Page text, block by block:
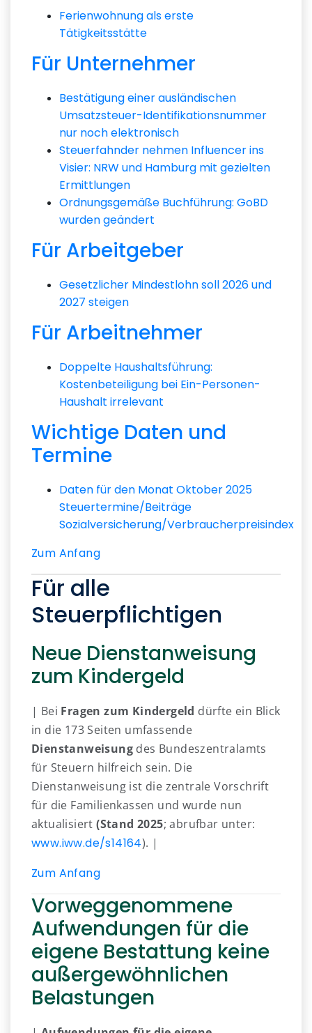
Ferienwohnung als erste
Tätigkeitsstätte
Für Unternehmer
Bestätigung einer ausländischen
Umsatzsteuer-Identifikationsnummer
nur noch elektronisch
Steuerfahnder nehmen Influencer ins
Visier: NRW und Hamburg mit gezielten
Ermittlungen
Ordnungsgemäße Buchführung: GoBD
wurden geändert
Für Arbeitgeber
Gesetzlicher Mindestlohn soll 2026 und
2027 steigen
Für Arbeitnehmer
Doppelte Haushaltsführung:
Kostenbeteiligung bei Ein-Personen-
Haushalt irrelevant
Wichtige Daten und
Termine
Daten für den Monat Oktober 2025
Steuertermine/Beiträge
Sozialversicherung/Verbraucherpreisindex
Zum Anfang
Für alle
Steuerpflichtigen
Neue Dienstanweisung
zum Kindergeld
| Bei Fragen zum Kindergeld dürfte ein Blick
in die 173 Seiten umfassende
Dienstanweisung des Bundeszentralamts
für Steuern hilfreich sein. Die
Dienstanweisung ist die zentrale Vorschrift
für die Familienkassen und wurde nun
aktualisiert(Stand 2025; abrufbar unter:
www.iww.de/s14164). |
Zum Anfang
Vorweggenommene
Aufwendungen für die
eigene Bestattung keine
außergewöhnlichen
Belastungen